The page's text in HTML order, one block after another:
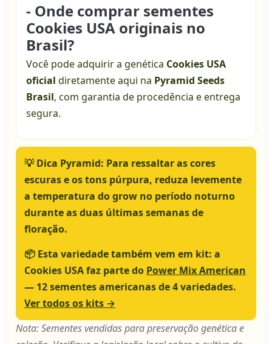
- Onde comprar sementes
Cookies USA originais no
Brasil?
Você pode adquirir a genética Cookies USA
oficial diretamente aqui na Pyramid Seeds
Brasil, com garantia de procedência e entrega
segura.
💡Dica Pyramid: Para ressaltar as cores
escuras e os tons púrpura, reduza levemente
a temperatura do grow no período noturno
durante as duas últimas semanas de
floração.
📦 Esta variedade também vem em kit: a
Cookies USA faz parte do Power Mix American
— 12 sementes americanas de 4 variedades.
Ver todos os kits →
Nota: Sementes vendidas para preservação genética e